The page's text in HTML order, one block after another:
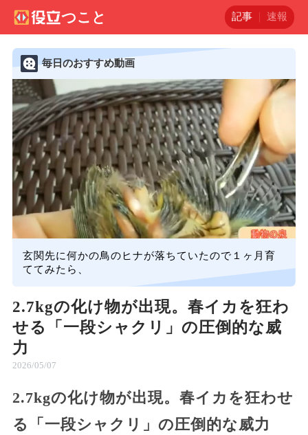
記事 速報
毎日のおすすめ動画
玄関先に何かの鳥のヒナが落ちていたので１ヶ月育
ててみたら、
2.7kgの化け物が出現。春イカを狂わ
せる「一段シャクリ」の圧倒的な威
力
2026/05/07
2.7kgの化け物が出現。春イカを狂わせ
る「一段シャクリ」の圧倒的な威力